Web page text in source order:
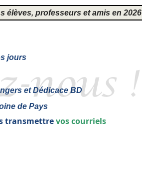
élèves, professeurs et amis en 2026
jours
et Dédicace BD
de Pays
transmettrevos courriels